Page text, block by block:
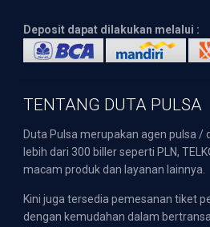
Deposit dapat dilakukan melalui :
TENTANG DUTA PULSA
Duta Pulsa merupakan agen pulsa
lebih dari 300 biller seperti PLN,
macam produk dan layanan lainnya.
Kini juga tersedia pemesanan tiket
dengan kemudahan dalam